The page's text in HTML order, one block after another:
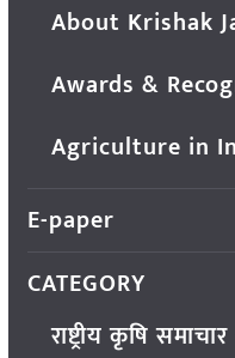
About Krishak
Awards &
Agriculture in
E-paper
CATEGORY
राष्ट्रीय कृषि